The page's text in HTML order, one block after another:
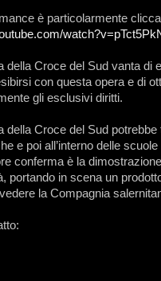
è particolarmente
della Croce del Sud vanta di
con questa opera e di
gli esclusivi diritti.
della Croce del Sud
e poi all’interno delle
conferma è la
portando in scena un
la Compagnia